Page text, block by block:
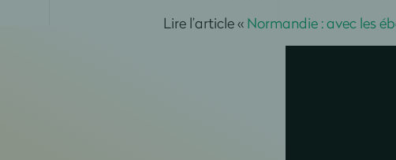
Lire l’article « Normandie : avec les